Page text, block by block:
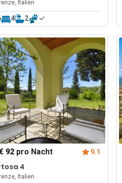
Italien
4 2
92 pro Nacht 9.1
4
Italien